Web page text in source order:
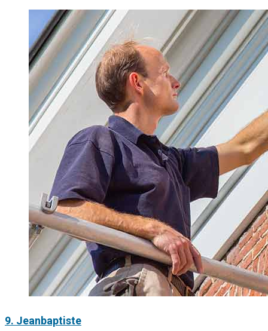
9. Jeanbaptiste